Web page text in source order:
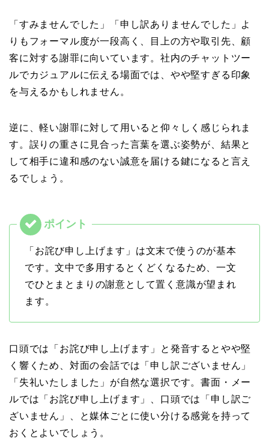
「すみませんでした」「申し訳ありませんでした」よ
りもフォーマル度が一段高く、目上の方や取引先、顧
客に対する謝罪に向いています。社内のチャットツー
ルでカジュアルに伝える場面では、やや堅すぎる印象
を与えるかもしれません。
逆に、軽い謝罪に対して用いると仰々しく感じられま
す。誤りの重さに見合った言葉を選ぶ姿勢が、結果と
して相手に違和感のない誠意を届ける鍵になると言え
るでしょう。
「お詫び申し上げます」は文末で使うのが基本
です。文中で多用するとくどくなるため、一文
でひとまとまりの謝意として置く意識が望まれ
ます。
口頭では「お詫び申し上げます」と発音するとやや堅
く響くため、対面の会話では「申し訳ございません」
「失礼いたしました」が自然な選択です。書面・メー
ルでは「お詫び申し上げます」、口頭では「申し訳ご
ざいません」、と媒体ごとに使い分ける感覚を持って
おくとよいでしょう。